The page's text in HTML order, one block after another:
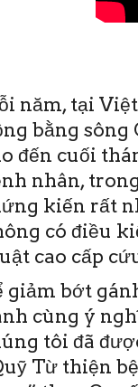
6/2020
Sáng nay 19-6,
Đột quỵ Tim
đã diễn ra Hội
tạo y khoa liên
…
năm, tại
bằng sông
đến cuối
nhân,
kiến rất
có điều
cao cấp
giảm bớt
cùng ý
tôi đã
Từ thiện